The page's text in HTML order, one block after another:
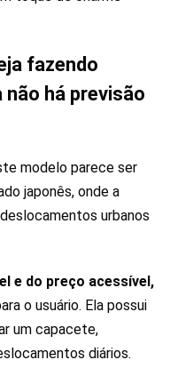
fazendo
há previsão
modelo parece ser
japonês, onde a
urbanos
e do preço acessível,
o usuário. Ela possui
um capacete,
diários.